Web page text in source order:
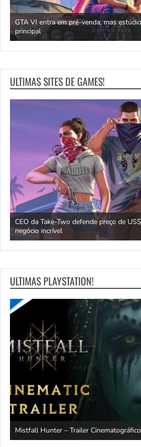
GTA VI entra em pré-venda, mas
principal
ULTIMAS SITES DE GAMES!
CEO da Take-Two defende preço de
negócio incrível
ULTIMAS PLAYSTATION!
Mistfall Hunter – Trailer